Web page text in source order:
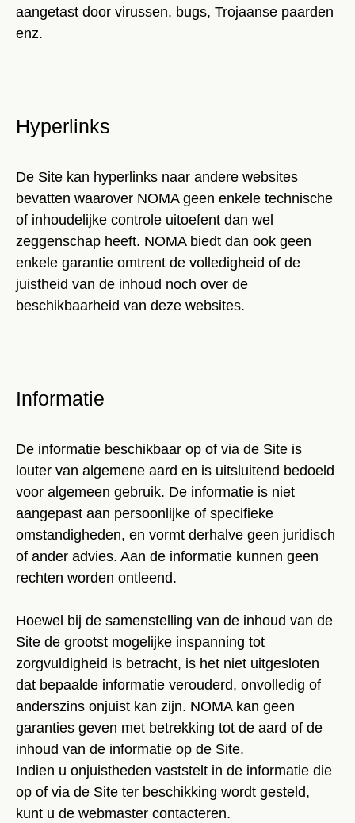
aangetast door virussen, bugs, Trojaanse paarden
enz.
Hyperlinks
De Site kan hyperlinks naar andere websites
bevatten waarover NOMA geen enkele technische
of inhoudelijke controle uitoefent dan wel
zeggenschap heeft. NOMA biedt dan ook geen
enkele garantie omtrent de volledigheid of de
juistheid van de inhoud noch over de
beschikbaarheid van deze websites.
Informatie
De informatie beschikbaar op of via de Site is
louter van algemene aard en is uitsluitend bedoeld
voor algemeen gebruik. De informatie is niet
aangepast aan persoonlijke of specifieke
omstandigheden, en vormt derhalve geen juridisch
of ander advies. Aan de informatie kunnen geen
rechten worden ontleend.
Hoewel bij de samenstelling van de inhoud van de
Site de grootst mogelijke inspanning tot
zorgvuldigheid is betracht, is het niet uitgesloten
dat bepaalde informatie verouderd, onvolledig of
anderszins onjuist kan zijn. NOMA kan geen
garanties geven met betrekking tot de aard of de
inhoud van de informatie op de Site.
Indien u onjuistheden vaststelt in de informatie die
op of via de Site ter beschikking wordt gesteld,
kunt u de webmaster contacteren.